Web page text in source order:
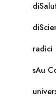
radici
sAu